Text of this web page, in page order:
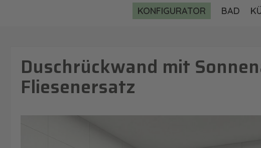
KONFIGURATOR BAD
Duschrückwand mit
Fliesenersatz